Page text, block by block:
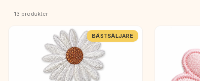
13 produkter
BÄSTSÄLJARE